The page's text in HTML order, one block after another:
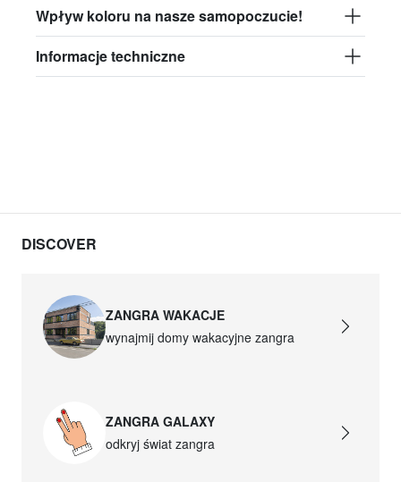
Wpływ koloru na nasze samopoczucie!
Informacje techniczne
DISCOVER
ZANGRA WAKACJE
wynajmij domy wakacyjne zangra
ZANGRA GALAXY
odkryj świat zangra